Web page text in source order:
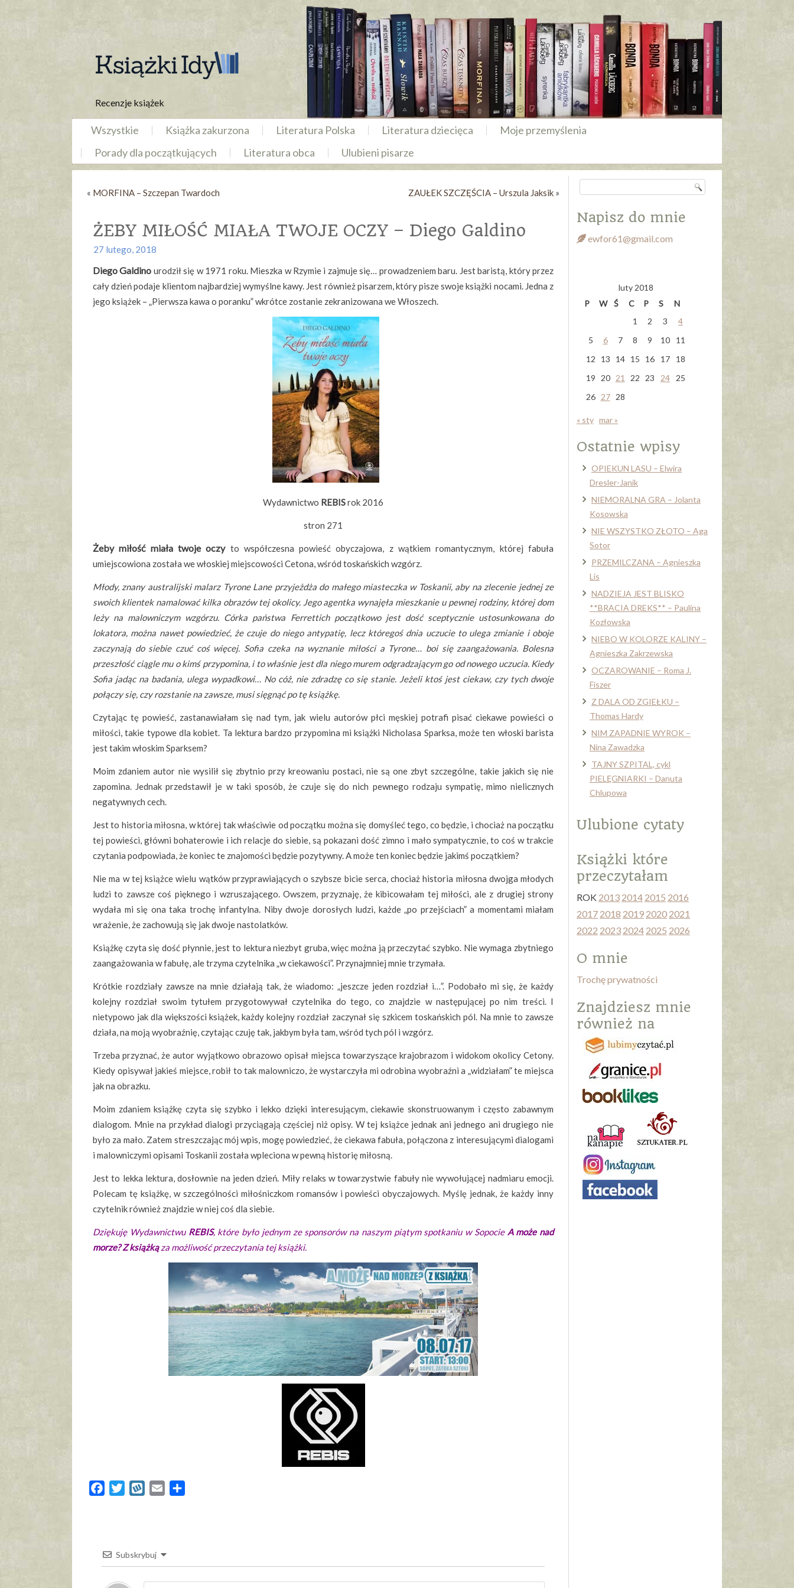
Recenzje książek
Wszystkie Książka zakurzona Literatura Polska Literatura dziecięca
Moje przemyślenia
Porady dla początkujących
Literatura obca Ulubieni pisarze
« MORFINA – Szczepan Twardoch ZAUŁEK SZCZĘŚCIA – Urszula Jaksik »
ŻEBY MIŁOŚĆ MIAŁA TWOJE OCZY – Diego Galdino
27 lutego, 2018
Diego Galdino urodził się w 1971 roku. Mieszka w Rzymie i zajmuje się… prowadzeniem baru. Jest baristą, który przez
cały dzień podaje klientom najbardziej wymyślne kawy. Jest również pisarzem, który pisze swoje książki nocami. Jedna z
jego książek – „Pierwsza kawa o poranku” wkrótce zostanie zekranizowana we Włoszech.
Wydawnictwo REBISrok 2016
stron 271
Żeby miłość miała twoje oczyto współczesna powieść obyczajowa, z wątkiem romantycznym, której fabuła
umiejscowiona została we włoskiej miejscowości Cetona, wśród toskańskich wzgórz.
Młody, znany australijski malarz Tyrone Lane przyjeżdża do małego miasteczka w Toskanii, aby na zlecenie jednej ze
swoich klientek namalować kilka obrazów tej okolicy. Jego agentka wynajęła mieszkanie u pewnej rodziny, której dom
leży na malowniczym wzgórzu. Córka państwa Ferrettich początkowo jest dość sceptycznie ustosunkowana do
lokatora, można nawet powiedzieć, że czuje do niego antypatię, lecz któregoś dnia uczucie to ulega zmianie i oboje
zaczynają do siebie czuć coś więcej. Sofia czeka na wyznanie miłości a Tyrone… boi się zaangażowania. Bolesna
przeszłość ciągle mu o kimś przypomina, i to właśnie jest dla niego murem odgradzającym go od nowego uczucia. Kiedy
Sofia jadąc na badania, ulega wypadkowi… No cóż, nie zdradzę co się stanie. Jeżeli ktoś jest ciekaw, czy tych dwoje
połączy się, czy rozstanie na zawsze, musi sięgnąć po tę książkę.
Czytając tę powieść, zastanawiałam się nad tym, jak wielu autorów płci męskiej potrafi pisać ciekawe powieści o
miłości, takie typowe dla kobiet. Ta lektura bardzo przypomina mi książki Nicholasa Sparksa, może ten włoski barista
jest takim włoskim Sparksem?
Moim zdaniem autor nie wysilił się zbytnio przy kreowaniu postaci, nie są one zbyt szczególne, takie jakich się nie
zapomina. Jednak przedstawił je w taki sposób, że czuje się do nich pewnego rodzaju sympatię, mimo nielicznych
negatywnych cech.
Jest to historia miłosna, w której tak właściwie od początku można się domyśleć tego, co będzie, i chociaż na początku
tej powieści, główni bohaterowie i ich relacje do siebie, są pokazani dość zimno i mało sympatycznie, to coś w trakcie
czytania podpowiada, że koniec te znajomości będzie pozytywny. A może ten koniec będzie jakimś początkiem?
Nie ma w tej książce wielu wątków przyprawiających o szybsze bicie serca, chociaż historia miłosna dwojga młodych
ludzi to zawsze coś pięknego i wzruszającego. Owszem, przyznaję, że kibicowałam tej miłości, ale z drugiej strony
wydała mi się ona taka trochę infantylna. Niby dwoje dorosłych ludzi, każde „po przejściach” a momentami miałam
wrażenie, że zachowują się jak dwoje nastolatków.
Książkę czyta się dość płynnie, jest to lektura niezbyt gruba, więc można ją przeczytać szybko. Nie wymaga zbytniego
zaangażowania w fabułę, ale trzyma czytelnika „w ciekawości”. Przynajmniej mnie trzymała.
Krótkie rozdziały zawsze na mnie działają tak, że wiadomo: „jeszcze jeden rozdział i…”. Podobało mi się, że każdy
kolejny rozdział swoim tytułem przygotowywał czytelnika do tego, co znajdzie w następującej po nim treści. I
nietypowo jak dla większości książek, każdy kolejny rozdział zaczynał się szkicem toskańskich pól. Na mnie to zawsze
działa, na moją wyobraźnię, czytając czuję tak, jakbym była tam, wśród tych pól i wzgórz.
Trzeba przyznać, że autor wyjątkowo obrazowo opisał miejsca towarzyszące krajobrazom i widokom okolicy Cetony.
Kiedy opisywał jakieś miejsce, robił to tak malowniczo, że wystarczyła mi odrobina wyobraźni a „widziałam” te miejsca
jak na obrazku.
Moim zdaniem książkę czyta się szybko i lekko dzięki interesującym, ciekawie skonstruowanym i często zabawnym
dialogom. Mnie na przykład dialogi przyciągają częściej niż opisy. W tej książce jednak ani jednego ani drugiego nie
było za mało. Zatem streszczając mój wpis, mogę powiedzieć, że ciekawa fabuła, połączona z interesującymi dialogami
i malowniczymi opisami Toskanii została wpleciona w pewną historię miłosną.
Jest to lekka lektura, dosłownie na jeden dzień. Miły relaks w towarzystwie fabuły nie wywołującej nadmiaru emocji.
Polecam tę książkę, w szczególności miłośniczkom romansów i powieści obyczajowych. Myślę jednak, że każdy inny
czytelnik również znajdzie w niej coś dla siebie.
Dziękuję Wydawnictwu REBIS, które było jednym ze sponsorów na naszym piątym spotkaniu w Sopocie A może nad
morze? Z książkąza możliwość przeczytania tej książki.
FacebookTwitterWykopEmail
Subskrybuj
Napisz do mnie
ewfor61@gmail.com
luty 2018
P
W Ś C P S
N
1
2 3
4
5
6 7 8 9 10
11
12
13 14 15 16 17
18
19
20 21 22 23 24
25
26
27 28
« sty mar »
Ostatnie wpisy
OPIEKUN LASU – Elwira
Dresler-Janik
NIEMORALNA GRA – Jolanta
Kosowska
NIE WSZYSTKO ZŁOTO – Aga
Sotor
PRZEMILCZANA – Agnieszka
Lis
NADZIEJA JEST BLISKO
**BRACIA DREKS** – Paulina
Kozłowska
NIEBO W KOLORZE KALINY –
Agnieszka Zakrzewska
OCZAROWANIE – Roma J.
Fiszer
Z DALA OD ZGIEŁKU –
Thomas Hardy
NIM ZAPADNIE WYROK –
Nina Zawadzka
TAJNY SZPITAL, cykl
PIELĘGNIARKI – Danuta
Chlupowa
Ulubione cytaty
Książki które
przeczytałam
ROK 2013 2014 2015 2016
2017 2018 2019 2020 2021
2022 2023 2024 2025 2026
O mnie
Trochę prywatności
Znajdziesz mnie
również na